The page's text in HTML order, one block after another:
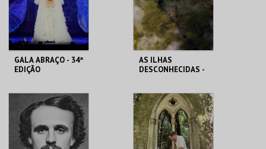
COMPRAR COMPRAR
GALA ABRAÇO - 34ª
EDIÇÃO
SÃO LUIZ TEATRO
MUNICIPAL
MAIS INFO
AS ILHAS
DESCONHECIDAS -
SÃO LUIZ TEATRO
MUNICIPAL
MAIS INFO